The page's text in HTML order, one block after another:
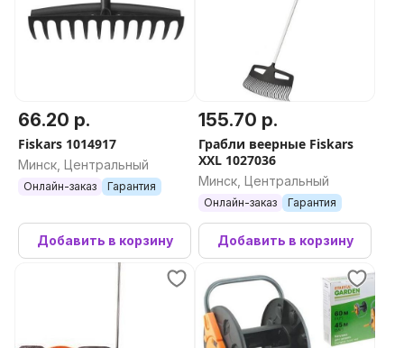
66.20 р.
Fiskars 1014917
Минск, Центральный
Онлайн-заказ Гарантия
Добавить в корзину
155.70 р.
Грабли веерные Fiskars
XXL 1027036
Минск, Центральный
Онлайн-заказ Гарантия
Добавить в корзину